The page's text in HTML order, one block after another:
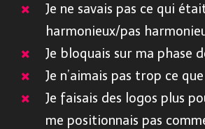
Je ne savais pas ce qui
harmonieux/pas
Je bloquais sur ma phase
Je n’aimais pas trop ce
Je faisais des logos plus
me positionnais pas